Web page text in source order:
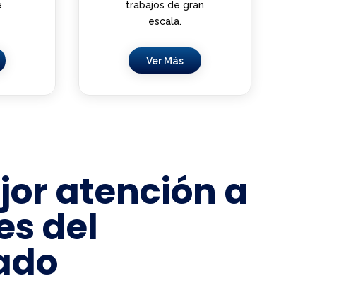
trabajos de gran
escala.
Ver Más
atención a
del